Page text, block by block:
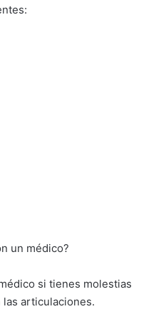
un médico?
si tienes molestias
articulaciones.